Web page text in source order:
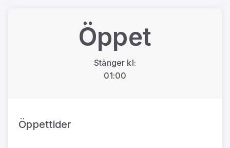
Öppet
Stänger kl:
01:00
Öppettider